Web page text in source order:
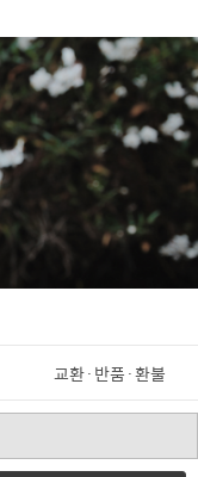
교환·반품·환불